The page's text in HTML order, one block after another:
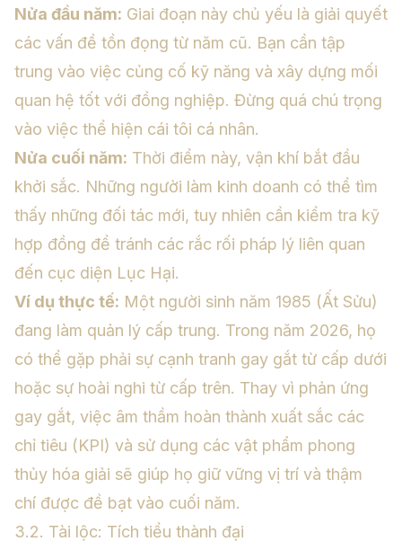
Nửa đầu năm: Giai đoạn này chủ yếu là giải quyết
các vấn đề tồn đọng từ năm cũ. Bạn cần tập
trung vào việc củng cố kỹ năng và xây dựng mối
quan hệ tốt với đồng nghiệp. Đừng quá chú trọng
vào việc thể hiện cái tôi cá nhân.
Nửa cuối năm: Thời điểm này, vận khí bắt đầu
khởi sắc. Những người làm kinh doanh có thể tìm
thấy những đối tác mới, tuy nhiên cần kiểm tra kỹ
hợp đồng để tránh các rắc rối pháp lý liên quan
đến cục diện Lục Hại.
Ví dụ thực tế: Một người sinh năm 1985 (Ất Sửu)
đang làm quản lý cấp trung. Trong năm 2026, họ
có thể gặp phải sự cạnh tranh gay gắt từ cấp dưới
hoặc sự hoài nghi từ cấp trên. Thay vì phản ứng
gay gắt, việc âm thầm hoàn thành xuất sắc các
chỉ tiêu (KPI) và sử dụng các vật phẩm phong
thủy hóa giải sẽ giúp họ giữ vững vị trí và thậm
chí được đề bạt vào cuối năm.
3.2. Tài lộc: Tích tiểu thành đại